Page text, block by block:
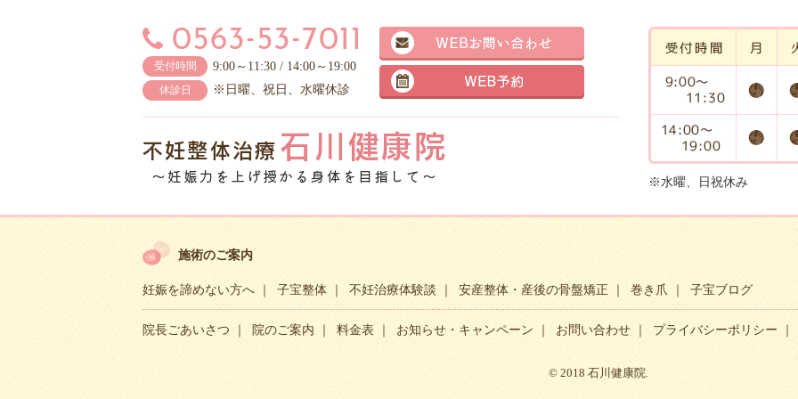
受付時間 9:00～11:30 / 14:00～19:00
休診日 ※日曜、祝日、水曜休診
※水曜、日祝休み
施術のご案内
妊娠を諦めない方へ 子宝整体 不妊治療体験談 安産整体・産後の骨盤矯正 巻き爪 子宝ブログ
院長ごあいさつ 院のご案内 料金表 お知らせ・キャンペーン お問い合わせ プライバシーポリシー
© 2018 石川健康院.